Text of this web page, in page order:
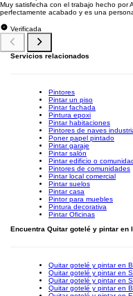
Muy satisfecha con el trabajo hecho por
perfectamente acabado y es una
Verificada
Servicios relacionados
Pintores
Pintar un piso
Pintar fachada
Pintura epoxi
Pintar habitaciones
Pintores de naves
Poner papel pintado
Pintar garaje
Pintar salón
Pintar edificio o
Pintores de comunidades
Pintar local comercial
Pintar suelos
Pintar casa
Pintor para muebles
Pintura decorativa
Pintar Oficinas
Encuentra Quitar gotelé y pintar
Quitar gotelé y pintar en
Quitar gotelé y pintar en
Quitar gotelé y pintar en
Quitar gotelé y pintar en